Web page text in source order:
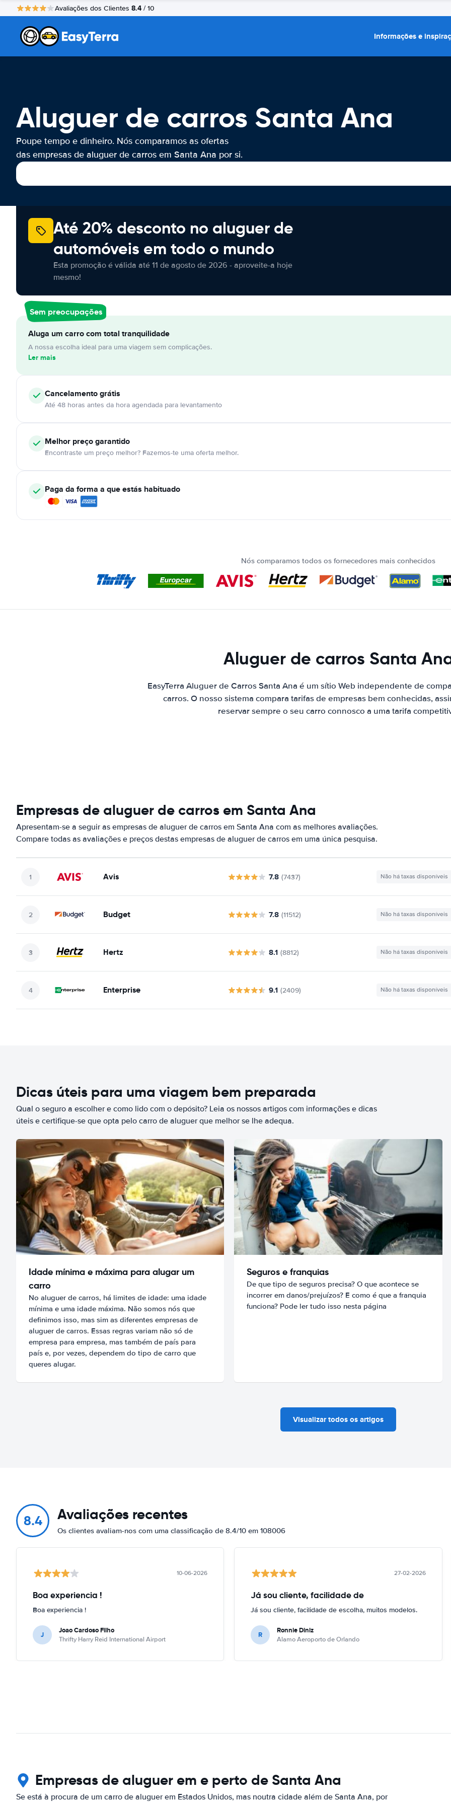
Avaliações dos Clientes 8.4 / 10
Informações e
Aluguer de carros Santa Ana
Poupe tempo e dinheiro. Nós comparamos as ofertas
das empresas de aluguer de carros em Santa Ana por si.
Até 20% desconto no aluguer de
automóveis em todo o mundo
Esta promoção é válida até 11 de agosto de 2026 - aproveite-a hoje
mesmo!
Sem preocupações
Aluga um carro com total tranquilidade
A nossa escolha ideal para uma viagem sem complicações.
Ler mais
Cancelamentográtis
Até 48 horas antes da hora agendada para levantamento
Melhor preço garantido
Encontraste um preço melhor? Fazemos-te uma oferta melhor.
Paga da forma a que estás habituado
Nós comparamos todos os fornecedores mais conhecidos
Aluguer de carros Santa
EasyTerra Aluguer de Carros Santa Ana é um sítio Web independente de
carros. O nosso sistema compara tarifas de empresas bem conhecidas,
reservar sempre o seu carro connosco a uma tarifa
Empresas de aluguer de carros em Santa Ana
Apresentam-se a seguir as empresas de aluguer de carros em Santa Ana com as melhores avaliações.
Compare todas as avaliações e preços destas empresas de aluguer de carros em uma única pesquisa.
Avis 7.8 (7437) Não há taxas disponíveis
Budget 7.8 (11512) Não há taxas disponíveis
Hertz 8.1 (8812) Não há taxas disponíveis
Enterprise 9.1 (2409) Não há taxas disponíveis
Dicas úteis para uma viagem bem preparada
Qual o seguro a escolher e como lido com o depósito? Leia os nossos artigos com informações e dicas
úteis e certifique-se que opta pelo carro de aluguer que melhor se lhe adequa.
Idade mínima e máxima para alugar um
carro
No aluguer de carros, há limites de idade: uma idade
mínima e uma idade máxima. Não somos nós que
definimos isso, mas sim as diferentes empresas de
aluguer de carros. Essas regras variam não só de
empresa para empresa, mas também de país para
país e, por vezes, dependem do tipo de carro que
queres alugar.
Seguros e franquias
De que tipo de seguros precisa? O que acontece se
incorrer em danos/prejuízos? E como é que a franquia
funciona? Pode ler tudo isso nesta página
Visualizar todos os artigos
8.4 Avaliações recentes
Os clientes avaliam-nos com uma classificação de 8.4/10 em 108006
10-06-2026
Boa experiencia !
Boa experiencia !
J Joao Cardoso Filho
Thrifty Harry Reid International Airport
27-02-2026
Já sou cliente, facilidade de
Já sou cliente, facilidade de escolha, muitos modelos.
R Ronnie Diniz
Alamo Aeroporto de Orlando
Empresas de aluguer em e perto de Santa Ana
Se está à procura de um carro de aluguer em Estados Unidos, mas noutra cidade além de Santa Ana, por